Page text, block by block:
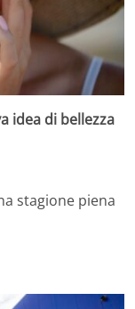
idea di bellezza
stagione piena